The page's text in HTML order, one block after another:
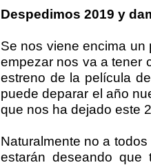
Despedimos 2019 y
Se nos viene encima
empezar nos va a tener
estreno de la película
puede deparar el año
que nos ha dejado este
Naturalmente no a
estarán deseando que